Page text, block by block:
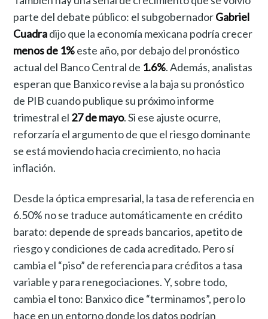
parte del debate público: el subgobernadorGabriel
Cuadradijo que la economía mexicana podría crecer
menos de 1%este año, por debajo del pronóstico
actual del Banco Central de 1.6%. Además, analistas
esperan que Banxico revise a la baja su pronóstico
de PIB cuando publique su próximo informe
trimestral el 27 de mayo. Si ese ajuste ocurre,
reforzaría el argumento de que el riesgo dominante
se está moviendo hacia crecimiento, no hacia
inflación.
Desde la óptica empresarial, la tasa de referencia en
6.50% no se traduce automáticamente en crédito
barato: depende de spreads bancarios, apetito de
riesgo y condiciones de cada acreditado. Pero sí
cambia el “piso” de referencia para créditos a tasa
variable y para renegociaciones. Y, sobre todo,
cambia el tono: Banxico dice “terminamos”, pero lo
hace en un entorno donde los datos podrían